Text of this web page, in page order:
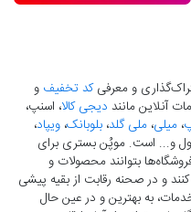
و معرفیکد تخفیف و
آنلاین مانند دیجی کالا، اسنپ،
، میلی، ملی گلد، بلوبانک، ویپاد،
اول و... است. موپُن بستری برای
بتوانند محصولات و
و در صحنه رقابت از بقیه پیشی
به بهترین و در عین حال